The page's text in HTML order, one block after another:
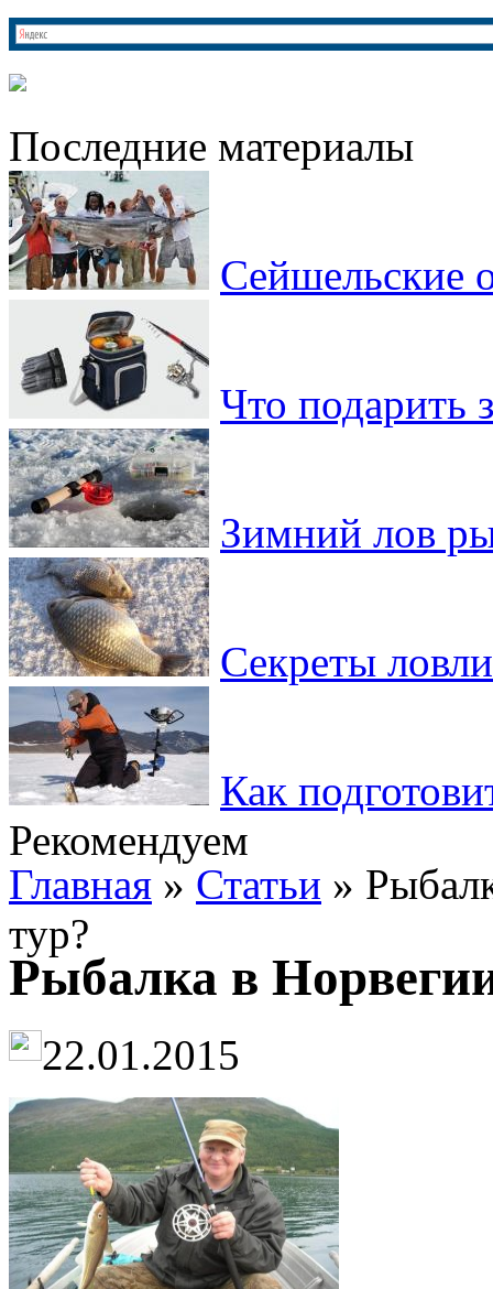
Последние материалы
Сейшельские
Что подарить
Зимний лов
Секреты
Как
Рекомендуем
Главная » Статьи »
тур?
Рыбалка в
22.01.2015